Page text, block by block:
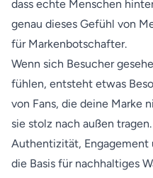
dass echte Menschen
genau dieses Gefühl von
für Markenbotschafter.
Wenn sich Besucher
fühlen, entsteht etwas
von Fans, die deine Marke
sie stolz nach außen
Authentizität,
die Basis für nachhaltiges